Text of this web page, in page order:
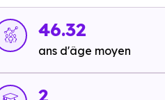
km, soit 1h 50 min à pied
46.32
ans d'âge moyen